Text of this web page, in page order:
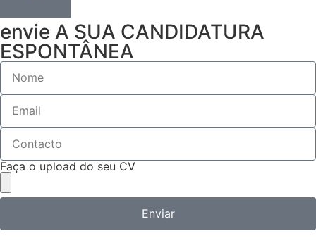
envie A SUA CANDIDATURA
ESPONTÂNEA
Faça o upload do seu CV
Enviar